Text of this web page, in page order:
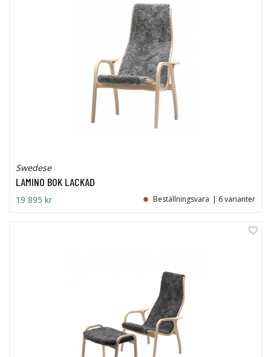
Swedese
LAMINO BOK LACKAD
19 895 kr Beställningsvara | 6 varianter